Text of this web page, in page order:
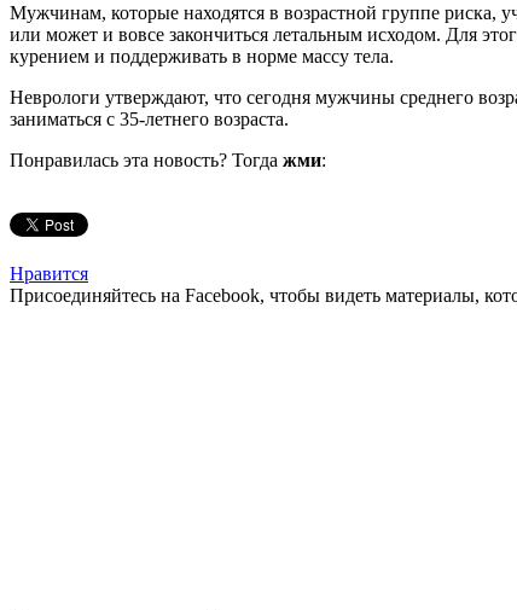
Мужчинам, которые находятся в возрастной группе риска,
или может и вовсе закончиться летальным исходом. Для
курением и поддерживать в норме массу тела.
Неврологи утверждают, что сегодня мужчины среднего
заниматься с 35-летнего возраста.
Понравилась эта новость? Тогда жми:
Нравится
Присоединяйтесь на Facebook, чтобы видеть материалы,